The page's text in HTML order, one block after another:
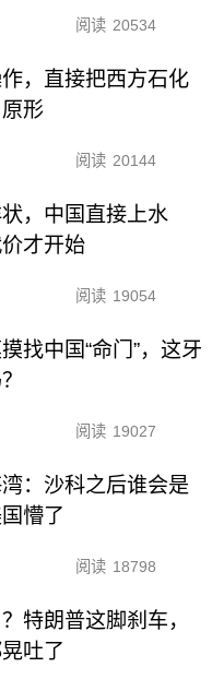
阅读 20534
，直接把西方石化
形
阅读 20144
，中国直接上水
才开始
阅读 19054
找中国“命门”，这牙
阅读 19027
：沙科之后谁会是
懵了
阅读 18798
特朗普这脚刹车，
吐了